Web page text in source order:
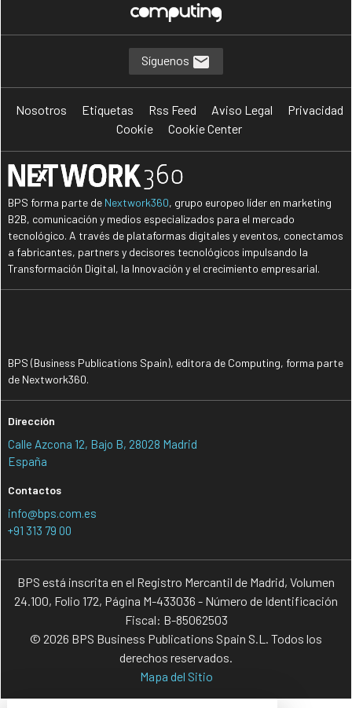
Síguenos
Nosotros Etiquetas Rss Feed Aviso Legal
Privacidad
Cookie
Cookie Center
BPS forma parte de Nextwork360, grupo europeo líder en marketing
B2B, comunicación y medios especializados para el mercado
tecnológico. A través de plataformas digitales y eventos, conectamos
a fabricantes, partners y decisores tecnológicos impulsando la
Transformación Digital, la Innovación y el crecimiento empresarial.
BPS (Business Publications Spain), editora de Computing, forma parte
de Nextwork360.
Dirección
Calle Azcona 12, Bajo B, 28028 Madrid
España
Contactos
info@bps.com.es
+91 313 79 00
BPS está inscrita en el Registro Mercantil de Madrid, Volumen
24.100, Folio 172, Página M-433036 - Número de Identificación
Fiscal: B-85062503
© 2026 BPS Business Publications Spain S.L. Todos los
derechos reservados.
Mapa del Sitio